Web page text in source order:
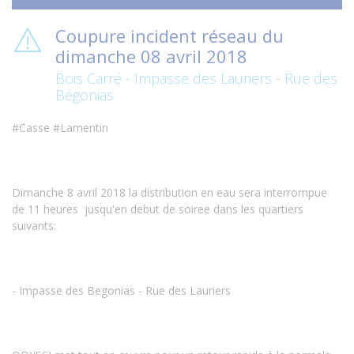
Coupure incident réseau du
dimanche 08 avril 2018
Bois Carré - Impasse des Lauriers - Rue des
Bégonias
#Casse #Lamentin
Dimanche 8 avril 2018 la distribution en eau sera interrompue
de 11 heures jusqu'en debut de soiree dans les quartiers
suivants:
- Impasse des Begonias - Rue des Lauriers